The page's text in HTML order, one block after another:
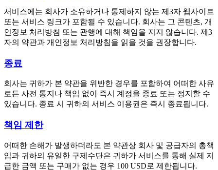
서비스에는 회사가 소유하거나 통제하지 않는 제3자 웹사이트
또는 서비스 링크가 포함될 수 있습니다. 회사는 그 콘텐츠, 개
인정보 처리방침 또는 관행에 대해 책임을 지지 않습니다. 제3
자의 약관과 개인정보 처리방침을 읽을 것을 권장합니다.
종료
회사는 귀하가 본 약관을 위반한 경우를 포함하여 어떠한 사유
로든 사전 통지나 책임 없이 즉시 계정을 종료 또는 정지할 수
있습니다. 종료 시 귀하의 서비스 이용권은 즉시 종료됩니다.
책임 제한
어떠한 손해가 발생하더라도 본 약관상 회사 및 공급자의 총책
임과 귀하의 유일한 구제수단은 귀하가 서비스를 통해 실제 지
급한 금액 또는 구매가 없는 경우 100 USD로 제한됩니다.